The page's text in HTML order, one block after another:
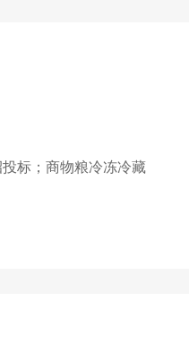
标；商物粮冷冻冷藏